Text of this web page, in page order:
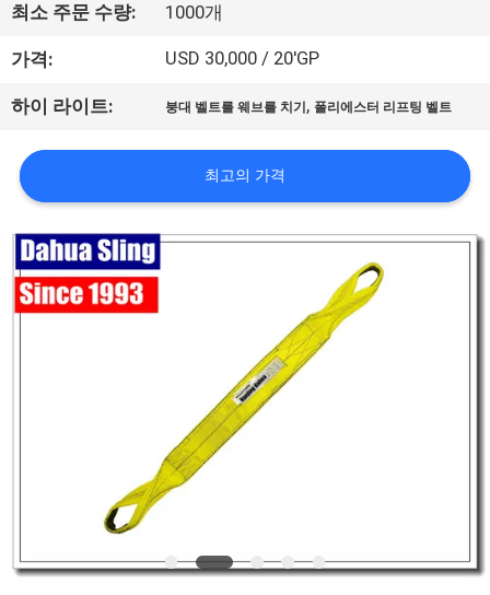
하
여
공
장
여
최소 주문 수량: 1000개
가격: USD 30,000 / 20'GP
하이 라이트: 붕대 벨트를 웨브를 치기 , 폴리에스터 리프팅 벨트
최고의 가격